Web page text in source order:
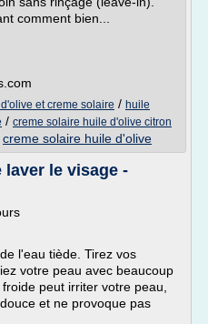
comment bien...
et creme solaire / huile
/ creme solaire huile d'olive citron
creme solaire huile d'olive
laver le visage -
l'eau tiède. Tirez vos
votre peau avec beaucoup
peut irriter votre peau,
et ne provoque pas